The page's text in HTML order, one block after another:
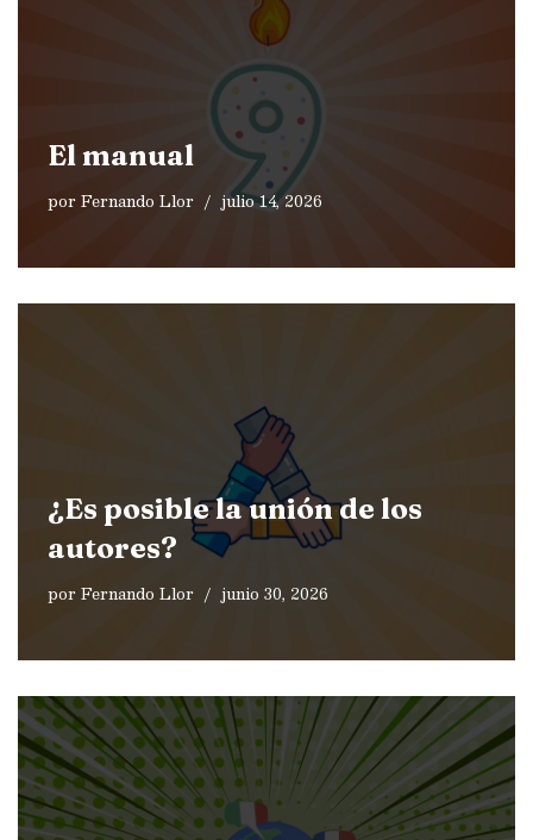
El manual
porFernando Llor julio 14, 2026
¿Es posible la unión de los
autores?
porFernando Llor junio 30, 2026